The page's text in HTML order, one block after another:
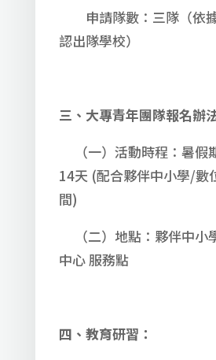
申請隊數：三隊（依
認出隊學校）
三、大專青年團隊報名辦
（一）活動時程：暑
14天 (配合夥伴中小學/數
間)
（二）地點：夥伴中小
中心 服務點
四、教育研習：